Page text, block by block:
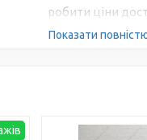
робити ціни
Показати